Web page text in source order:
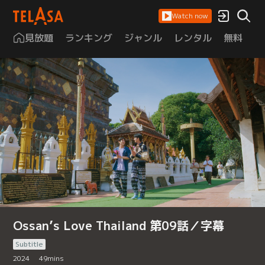
Watch now
見放題 ランキング ジャンル レンタル 無料
Ossan’s Love Thailand 第09話／字幕
Subtitle
2024
49mins